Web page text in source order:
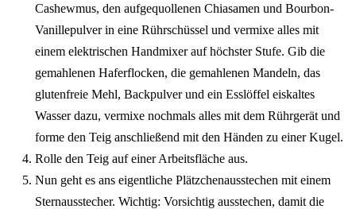
Cashewmus, den aufgequollenen Chiasamen und Bourbon-
Vanillepulver in eine Rührschüssel und vermixe alles mit
einem elektrischen Handmixer auf höchster Stufe. Gib die
gemahlenen Haferflocken, die gemahlenen Mandeln, das
glutenfreie Mehl, Backpulver und ein Esslöffel eiskaltes
Wasser dazu, vermixe nochmals alles mit dem Rührgerät und
forme den Teig anschließend mit den Händen zu einer Kugel.
Rolle den Teig auf einer Arbeitsfläche aus.
Nun geht es ans eigentliche Plätzchenausstechen mit einem
Sternausstecher. Wichtig: Vorsichtig ausstechen, damit die